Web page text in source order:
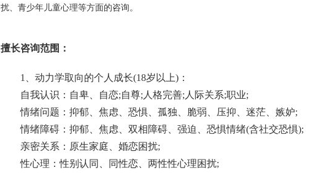
扰、青少年儿童心理等方面的咨询。
擅长咨询范围：
1、动力学取向的个人成长(18岁以上)：
自我认识：自卑、自恋;自尊;人格完善;人际关系;职业;
情绪问题：抑郁、焦虑、恐惧、孤独、脆弱、压抑、迷茫、嫉妒;
情绪障碍：抑郁、焦虑、双相障碍、强迫、恐惧情绪(含社交恐惧);
亲密关系：原生家庭、婚恋困扰;
性心理：性别认同、同性恋、两性性心理困扰;